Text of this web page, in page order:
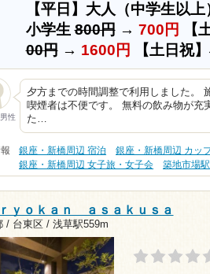
【平日】大人（中学生以
小学生800円→ 700円 【
00円→ 1600円 【土日祝
性
夕方までの時間調整で利用しました。
喫煙者は不便です。 無料の飲み物が充
た…
銀座・新橋周辺 宿泊 銀座・新橋周辺 カッ
銀座・新橋周辺 女子旅・女子会
築地市場駅
ｙｏｋａｎ ａｓａｋｕｓａ
/ 台東区 / 浅草駅559m